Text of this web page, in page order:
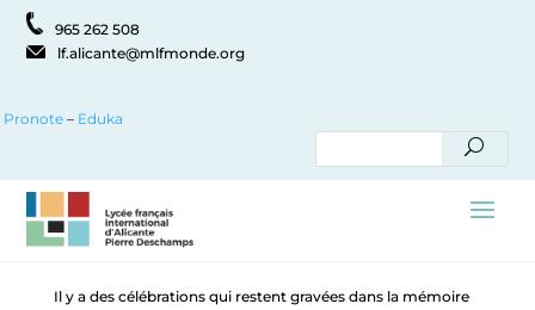
965 262 508
lf.alicante@mlfmonde.org
Pronote – Eduka
Remise des diplômes CM2 : quand la fin
d’une étape est, en réalité, le début de tout
parmiren.izquieta347
Événements,Eventos
Il y a des célébrations qui restent gravées dans la mémoire